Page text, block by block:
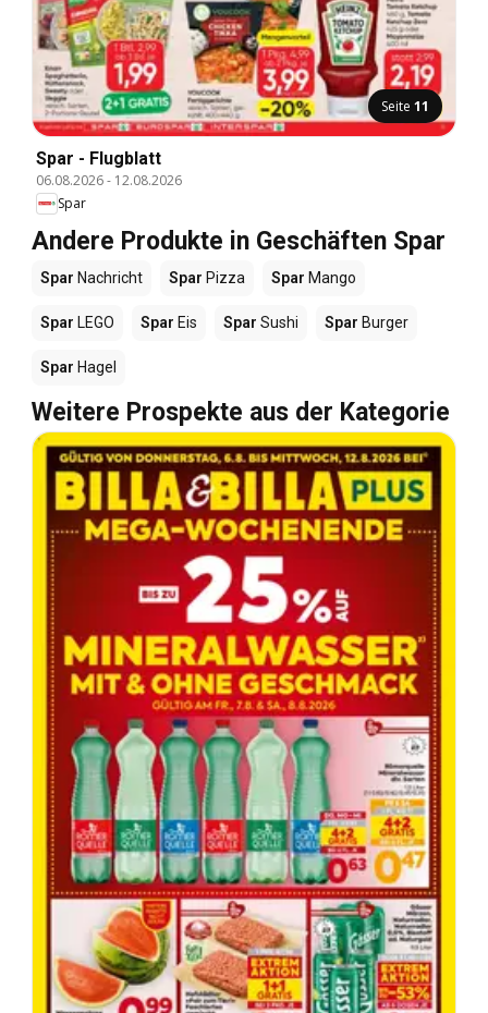
Seite 11
Spar - Flugblatt
06.08.2026- 12.08.2026
Spar
Andere Produkte in Geschäften Spar
Spar Nachricht Spar Pizza Spar Mango
Spar LEGO Spar Eis Spar Sushi Spar Burger
Spar Hagel
Weitere Prospekte aus der Kategorie